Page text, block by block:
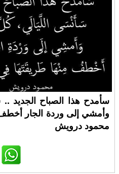
سأمدح هذا الصباح الجديد ..
وأمشي إلى وردة الجار
محمود درويش